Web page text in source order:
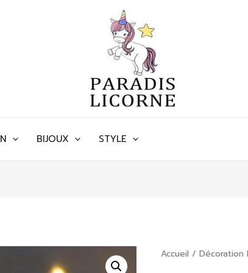
BIJOUX STYLE
Accueil / Décoration